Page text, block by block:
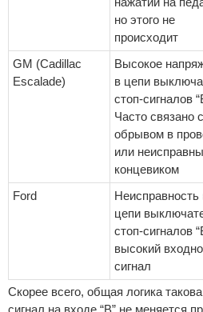
но этого не
происходит
GM (Cadillac
Escalade)
Высокое
в цепи
стоп-сигналов
Часто связано с
обрывом в
или
концевиком
Ford
Неисправность
цепи
стоп-сигналов
высокий
сигнал
Скорее всего, общая логика
сигнал на входе “B” не меняется